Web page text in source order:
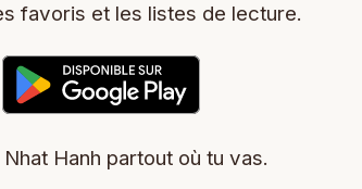
favoris et les listes de lecture.
Hanh partout où tu vas.